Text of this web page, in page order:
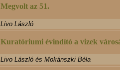
Megvolt az 51.
Livo László
Kuratóriumi évindító a vizek
Livo László és Mokánszki Béla